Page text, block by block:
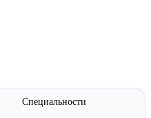
Специальности